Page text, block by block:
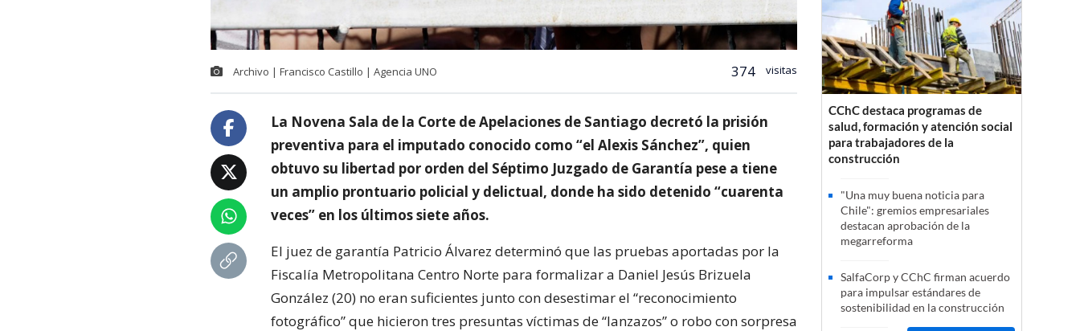
Archivo | Francisco Castillo | Agencia UNO 374 visitas
La Novena Sala de la Corte de Apelaciones de Santiago decretó la prisión
preventiva para el imputado conocido como “el Alexis Sánchez”, quien
obtuvo su libertad por orden del Séptimo Juzgado de Garantía pese a tiene
un amplio prontuario policial y delictual, donde ha sido detenido “cuarenta
veces” en los últimos siete años.
El juez de garantía Patricio Álvarez determinó que las pruebas aportadas por la
Fiscalía Metropolitana Centro Norte para formalizar a Daniel Jesús Brizuela
González (20) no eran suficientes junto con desestimar el “reconocimiento
fotográfico” que hicieron tres presuntas víctimas de “lanzazos” o robo con sorpresa
CChC destaca programas de
salud, formación y atención social
para trabajadores de la
construcción
"Una muy buena noticia para
Chile": gremios empresariales
destacan aprobación de la
megarreforma
SalfaCorp y CChC firman acuerdo
para impulsar estándares de
sostenibilidad en la construcción